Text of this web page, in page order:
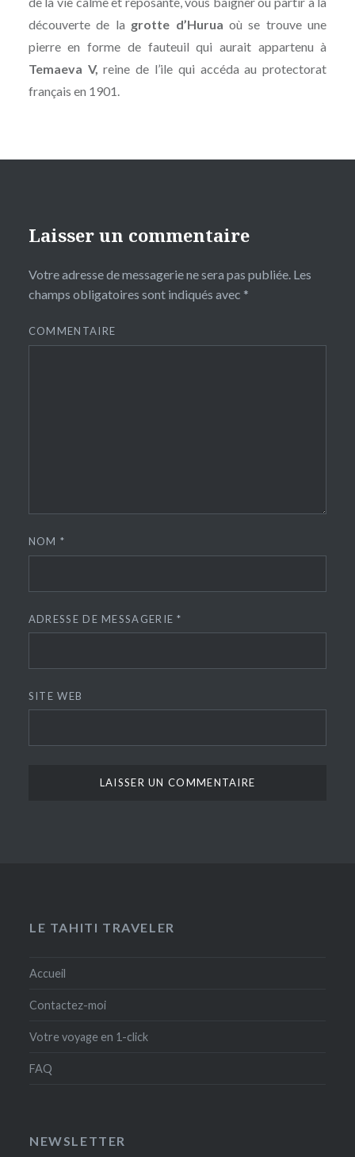
découverte de la grotte d’Hurua où se trouve une
pierre en forme de fauteuil qui aurait appartenu à
Temaeva V, reine de l’ile qui accéda au protectorat
français en 1901.
Laisser un commentaire
Votre adresse de messagerie ne sera pas publiée.Les
champs obligatoires sont indiqués avec *
COMMENTAIRE
NOM*
ADRESSE DE MESSAGERIE*
SITE WEB
LE TAHITI TRAVELER
Accueil
Contactez-moi
Votre voyage en 1-click
FAQ
NEWSLETTER